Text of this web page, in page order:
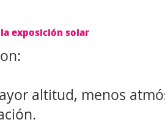
exposición solar
altitud, menos